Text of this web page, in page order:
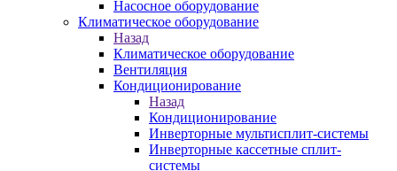
Насосное оборудование
Климатическое оборудование
Назад
Климатическое оборудование
Вентиляция
Кондиционирование
Назад
Кондиционирование
Инверторные мультисплит-системы
Инверторные кассетные сплит-
системы